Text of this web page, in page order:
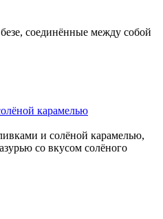
соединённые между собой
карамелью
и солёной карамелью,
со вкусом солёного